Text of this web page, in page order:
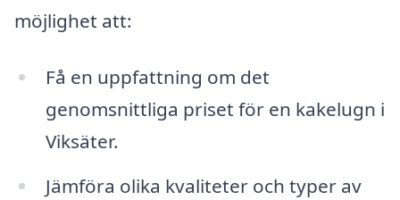
möjlighet att:
Få en uppfattning om det
genomsnittliga priset för en kakelugn i
Viksäter.
Jämföra olika kvaliteter och typer av